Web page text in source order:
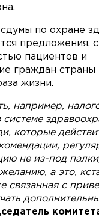
по охране
предложения,
пациентов и
граждан страны
жизни.
например,
системе
которые
не из-под
а это,
связанная с